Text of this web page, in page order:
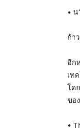
•
ก้า
อีก
เท
โด
ขอ
•